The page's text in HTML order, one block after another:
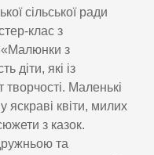
сільської ради
клас з
«Малюнки з
діти, які із
Маленькі
яскраві квіти, милих
з казок.
та